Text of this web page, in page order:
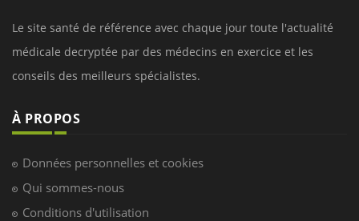
Le site santé de référence avec chaque jour toute l'actualité
médicale decryptée par des médecins en exercice et les
conseils des meilleurs spécialistes.
À PROPOS
Données personnelles et cookies
Qui sommes-nous
Conditions d'utilisation